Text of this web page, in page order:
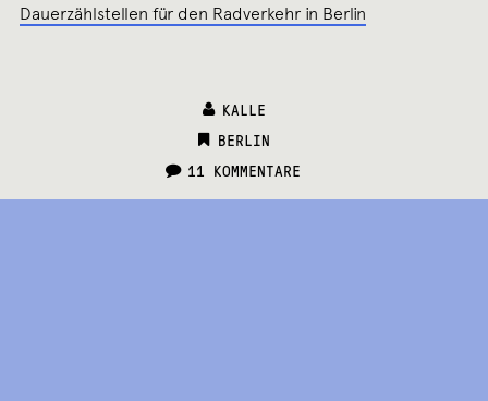
Dauerzählstellen für den Radverkehr in Berlin
KALLE
CATEGORIES:
BERLIN
11 KOMMENTARE